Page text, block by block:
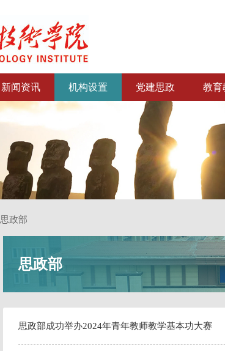
新闻资讯 机构设置 党建思政 教育
思政部
思政部
思政部成功举办2024年青年教师教学基本功大赛